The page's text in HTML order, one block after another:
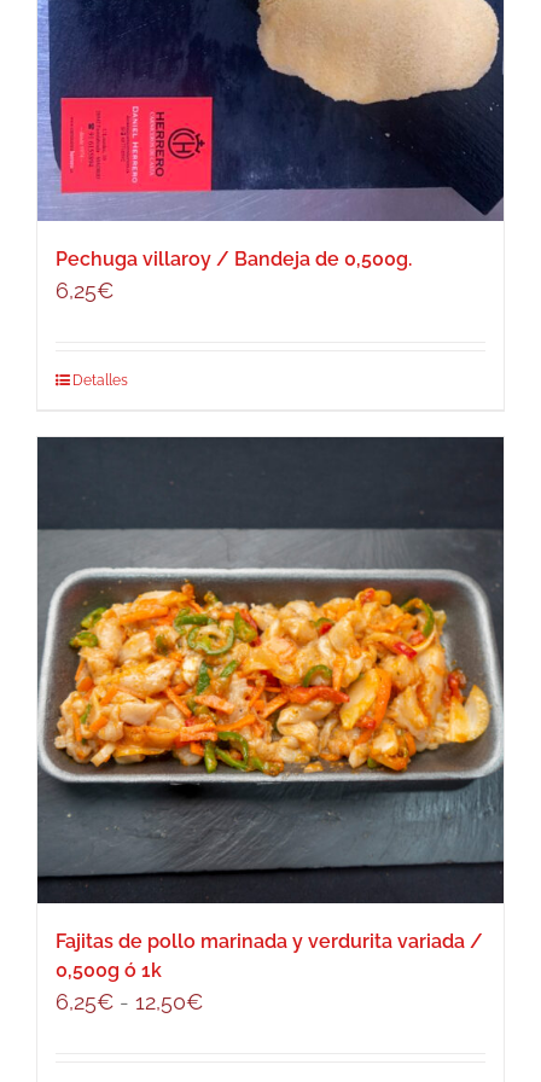
Pechuga villaroy / Bandeja de 0,500g.
6,25€
Detalles
Fajitas de pollo marinada y verdurita variada /
0,500g ó 1k
6,25€ - 12,50€Rango